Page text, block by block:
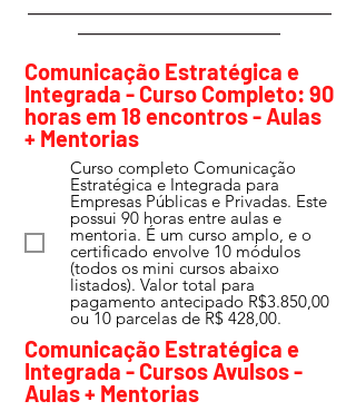
Comunicação Estratégica e
Integrada - Curso Completo: 90
horas em 18 encontros - Aulas
+ Mentorias
Curso completo Comunicação
Estratégica e Integrada para
Empresas Públicas e Privadas. Este
possui 90 horas entre aulas e
mentoria. É um curso amplo, e o
certificado envolve 10 módulos
(todos os mini cursos abaixo
listados). Valor total para
pagamento antecipado R$3.850,00
ou 10 parcelas de R$ 428,00.
Comunicação Estratégica e
Integrada - Cursos Avulsos -
Aulas + Mentorias